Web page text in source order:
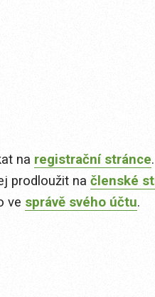
na registrační stránce.
prodloužit na členské
ve správě svého účtu.